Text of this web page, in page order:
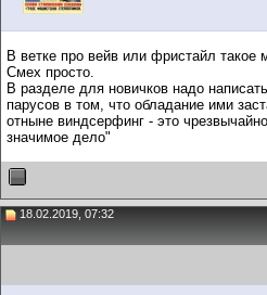
В ветке про вейв или фристайл такое
Смех просто.
В разделе для новичков надо
парусов в том, что обладание ими
отныне виндсерфинг - это
значимое дело"
18.02.2019, 07:32